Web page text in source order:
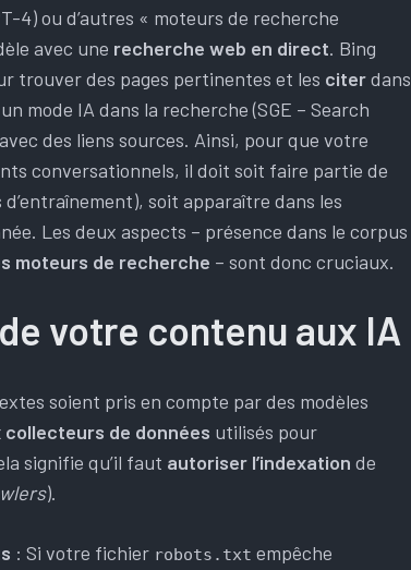
4) ou d’autres « moteurs de recherche
avec une recherche web en direct. Bing
trouver des pages pertinentes et les citerdans
mode IA dans la recherche (SGE – Search
des liens sources. Ainsi, pour que votre
conversationnels, il doit soit faire partie de
d’entraînement), soit apparaître dans les
Les deux aspects – présence dans le corpus
moteurs de recherche – sont donc cruciaux.
votre contenu aux IA
soient pris en compte par des modèles
de données utilisés pour
signifie qu’il faut autoriser l’indexation de
).
: Si votre fichier robots.txt empêche